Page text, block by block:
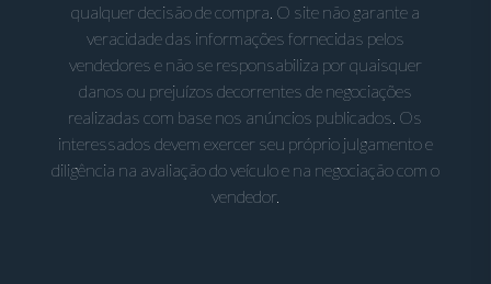
qualquer decisão de compra. O site não garante a
veracidade das informações fornecidas pelos
vendedores e não se responsabiliza por quaisquer
danos ou prejuízos decorrentes de negociações
realizadas com base nos anúncios publicados. Os
interessados devem exercer seu próprio julgamento e
diligência na avaliação do veículo e na negociação com o
vendedor.